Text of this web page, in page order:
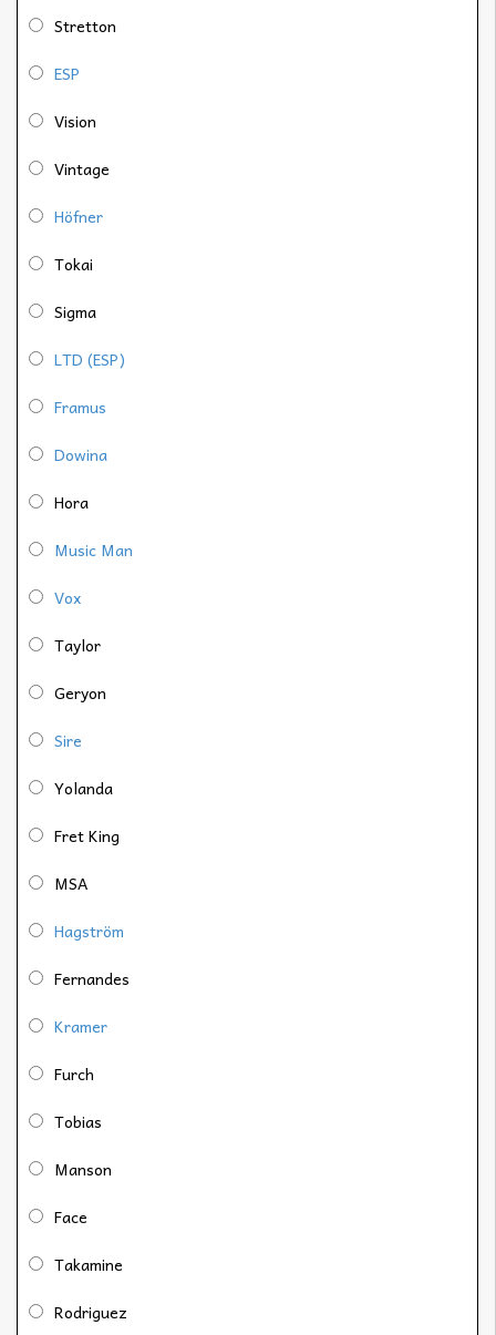
Stretton
ESP
Vision
Vintage
Höfner
Tokai
Sigma
LTD (ESP)
Framus
Dowina
Hora
Music Man
Vox
Taylor
Geryon
Sire
Yolanda
Fret King
MSA
Hagström
Fernandes
Kramer
Furch
Tobias
Manson
Face
Takamine
Rodriguez